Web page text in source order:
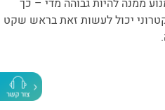
ממנה להיות גבוהה מדי – כך
יכול לעשות זאת בראש שקט